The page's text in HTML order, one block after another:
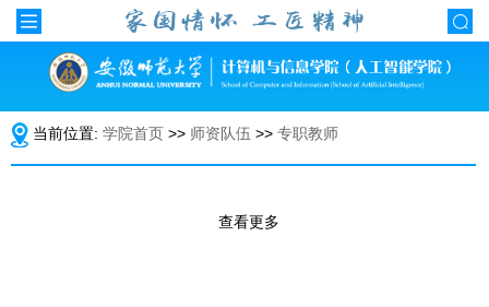
当前位置: 学院首页 >> 师资队伍 >> 专职教师
查看更多